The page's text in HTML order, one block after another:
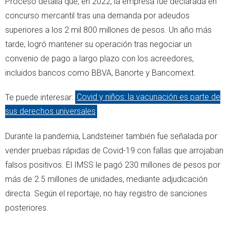
concurso mercantil tras una demanda por adeudos
superiores a los 2 mil 800 millones de pesos. Un año más
tarde, logró mantener su operación tras negociar un
convenio de pago a largo plazo con los acreedores,
incluidos bancos como BBVA, Banorte y Bancomext.
Te puede interesar: Covid y niños: la vacunación es parte de
sus derechos universales
Durante la pandemia, Landsteiner también fue señalada por
vender pruebas rápidas de Covid-19 con fallas que arrojaban
falsos positivos. El IMSS le pagó 230 millones de pesos por
más de 2.5 millones de unidades, mediante adjudicación
directa. Según el reportaje, no hay registro de sanciones
posteriores.